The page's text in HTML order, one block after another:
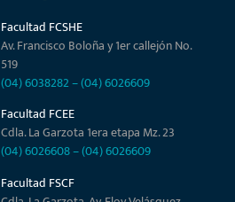
Facultad FCSHE
Av. Francisco Boloña y 1er callejón No.
519
(04) 6038282–(04) 6026609
Facultad FCEE
Cdla. La Garzota 1era etapa Mz. 23
(04) 6026608–(04) 6026609
Facultad FSCF